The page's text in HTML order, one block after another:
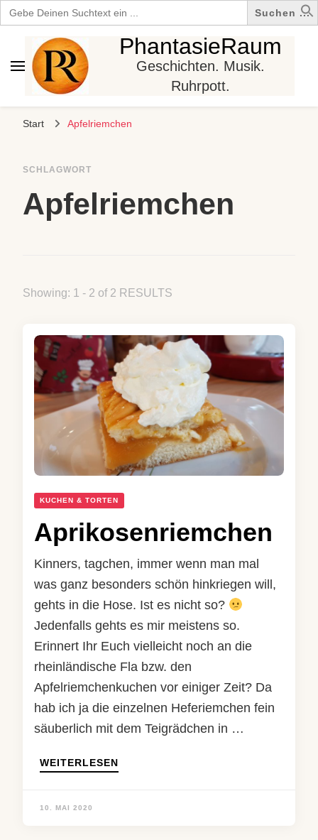
Search
for:
PhantasieRaum
Geschichten. Musik.
Ruhrpott.
Start Apfelriemchen
SCHLAGWORT
Apfelriemchen
Showing: 1 - 2 of 2 RESULTS
KUCHEN & TORTEN
Aprikosenriemchen
Kinners, tagchen, immer wenn man mal
was ganz besonders schön hinkriegen will,
gehts in die Hose. Ist es nicht so?
Jedenfalls gehts es mir meistens so.
Erinnert Ihr Euch vielleicht noch an die
rheinländische Fla bzw. den
Apfelriemchenkuchen vor einiger Zeit? Da
hab ich ja die einzelnen Heferiemchen fein
säuberlich mit dem Teigrädchen in …
WEITERLESEN
10. MAI 2020